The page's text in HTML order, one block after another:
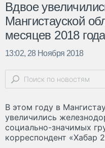
Вдвое
Мангистауской
месяцев 2018 года
13:02, 28 Ноября 2018
В этом году в
увеличились
социально-значимых
корреспондент «Хабар